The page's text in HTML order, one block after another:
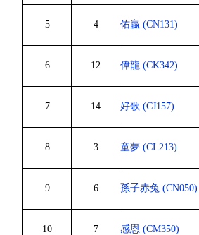
5 4 佑贏 (CN131)
6 12 偉龍 (CK342)
7 14 好歌 (CJ157)
8 3 童夢 (CL213)
9 6 孫子赤兔 (CN050)
10 7 感恩 (CM350)